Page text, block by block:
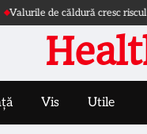
de căldură cresc riscul de
Vis Utile